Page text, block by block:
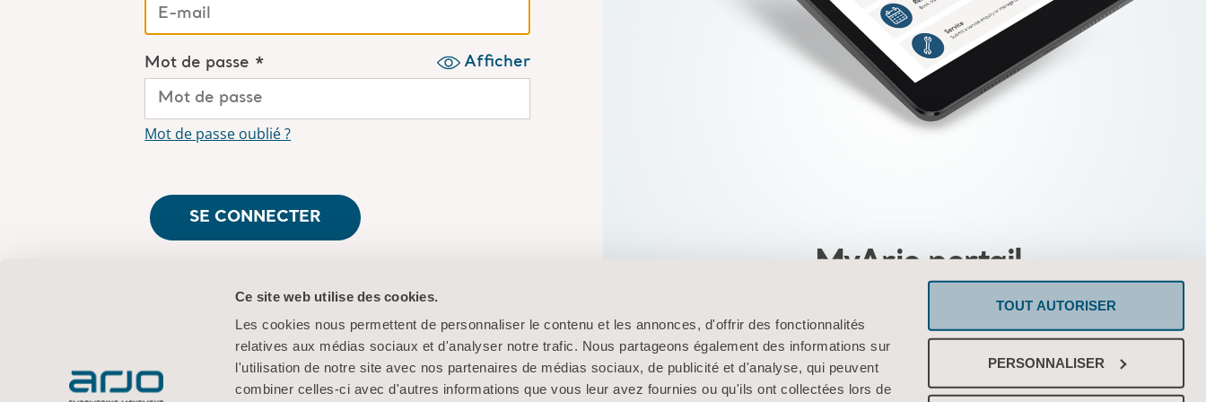
Ce site web utilise des cookies.
Les cookies nous permettent de personnaliser le contenu et les annonces, d'offrir des fonctionnalités
relatives aux médias sociaux et d'analyser notre trafic. Nous partageons également des informations sur
l'utilisation de notre site avec nos partenaires de médias sociaux, de publicité et d'analyse, qui peuvent
combiner celles-ci avec d'autres informations que vous leur avez fournies ou qu'ils ont collectées lors de
TOUT AUTORISER
PERSONNALISER
Mot de passe * Afficher
Mot de passe oublié ?
SE CONNECTER
Are you an Arjo employee?Log in here
MyArjo portail
Votre portail personnalisé vous permettant d'accéder
rapidement et facilement aux outils et aux services Arjo